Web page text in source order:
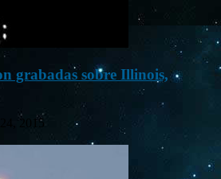
grabadas sobre Illinois,
24, 2015